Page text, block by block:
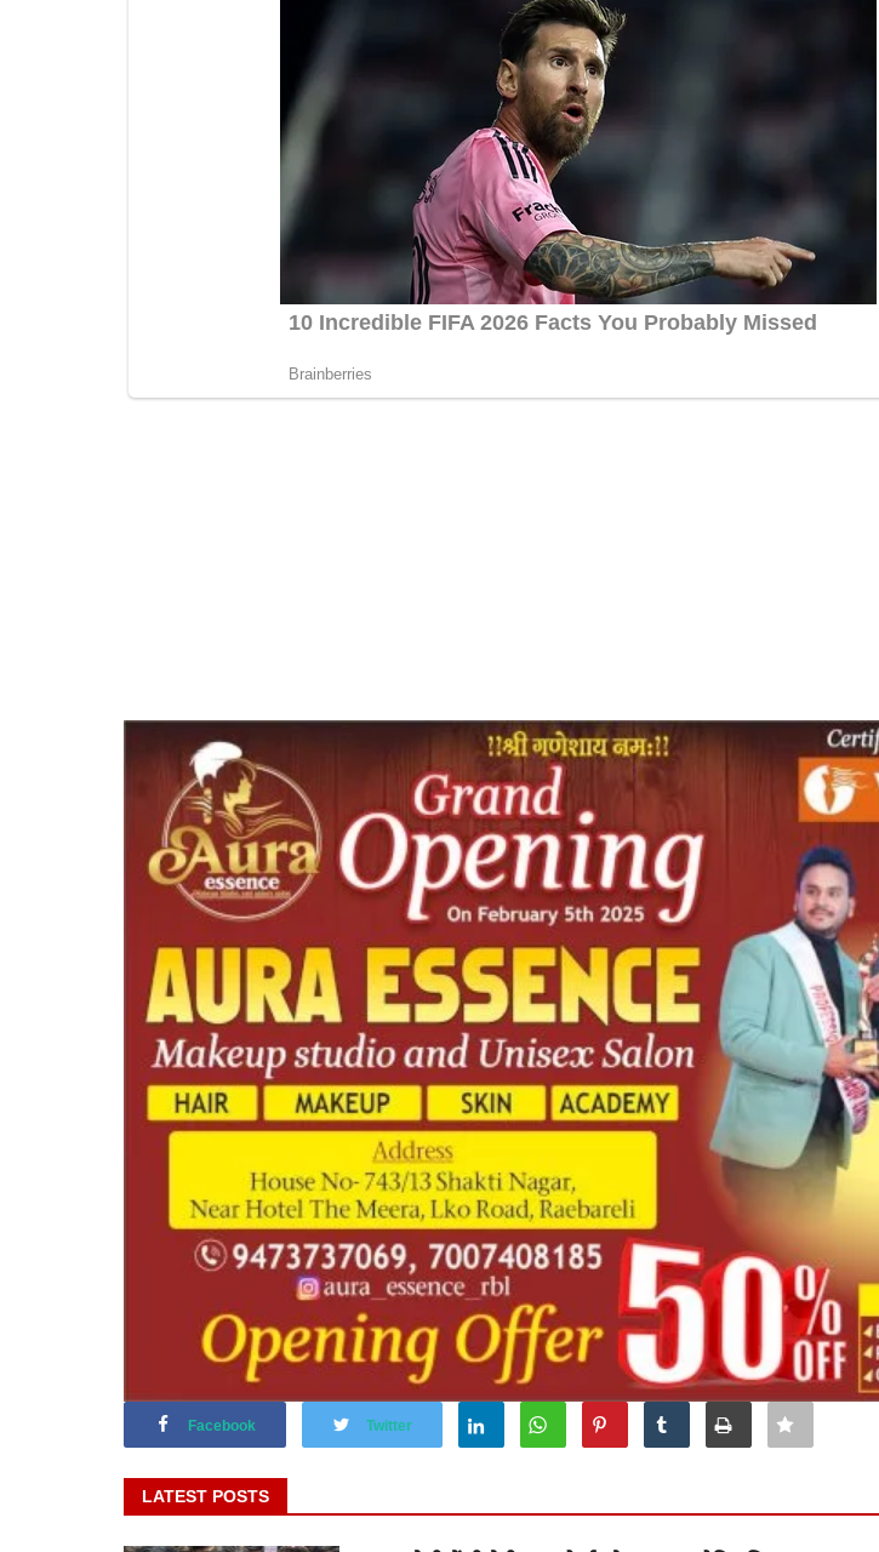
Facebook Twitter
LATEST POSTS